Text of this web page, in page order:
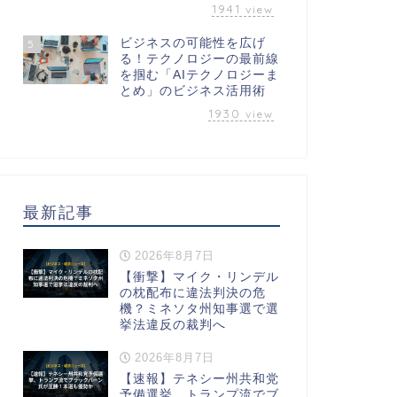
1941 view
5
ビジネスの可能性を広げ
る！テクノロジーの最前線
を掴む「AIテクノロジーま
とめ」のビジネス活用術
1930 view
最新記事
2026年8月7日
【衝撃】マイク・リンデル
の枕配布に違法判決の危
機？ミネソタ州知事選で選
挙法違反の裁判へ
2026年8月7日
【速報】テネシー州共和党